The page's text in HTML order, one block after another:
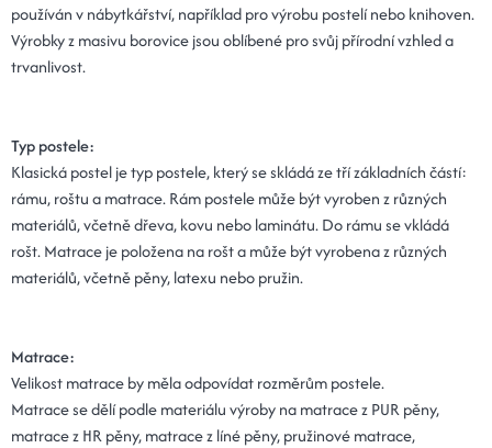
používán v nábytkářství, například pro výrobu postelí nebo knihoven.
Výrobky z masivu borovice jsou oblíbené pro svůj přírodní vzhled a
trvanlivost.
Typ postele:
Klasická postel je typ postele, který se skládá ze tří základních částí:
rámu, roštu a matrace. Rám postele může být vyroben z různých
materiálů, včetně dřeva, kovu nebo laminátu. Do rámu se vkládá
rošt. Matrace je položena na rošt a může být vyrobena z různých
materiálů, včetně pěny, latexu nebo pružin.
Matrace:
Velikost matrace by měla odpovídat rozměrům postele.
Matrace se dělí podle materiálu výroby na matrace z PUR pěny,
matrace z HR pěny, matrace z líné pěny, pružinové matrace,